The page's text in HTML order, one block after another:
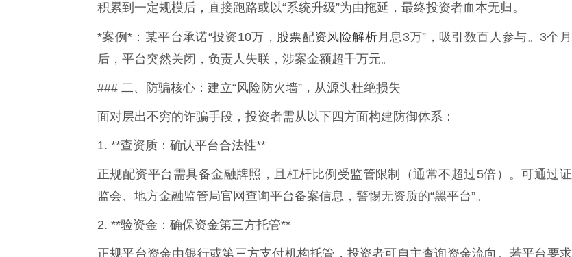
积累到一定规模后，直接跑路或以“系统升级”为由拖延，最终投资者血本无归。
*案例*：某平台承诺“投资10万， 股票配资风险解析月息3万”，吸引数百人参与。3个月
后，平台突然关闭，负责人失联，涉案金额超千万元。
### 二、防骗核心：建立“风险防火墙”，从源头杜绝损失
面对层出不穷的诈骗手段，投资者需从以下四方面构建防御体系：
1. **查资质：确认平台合法性**
正规配资平台需具备金融牌照，且杠杆比例受监管限制（通常不超过5倍）。可通过证
监会、地方金融监管局官网查询平台备案信息，警惕无资质的“黑平台”。
2. **验资金：确保资金第三方托管**
正规平台资金由银行或第三方支付机构托管，投资者可自主查询资金流向。若平台要求